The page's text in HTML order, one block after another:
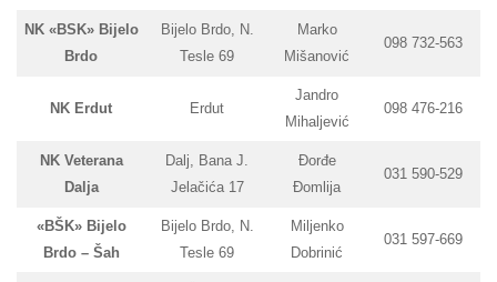
NK «BSK» Bijelo
Brdo
Bijelo Brdo, N.
Tesle 69
Marko
Mišanović
098 732-563
NK Erdut Erdut
Jandro
Mihaljević
098 476-216
NK Veterana
Dalja
Dalj, Bana J.
Jelačića 17
Đorđe
Đomlija
031 590-529
«BŠK» Bijelo
Brdo – Šah
Bijelo Brdo, N.
Tesle 69
Miljenko
Dobrinić
031 597-669